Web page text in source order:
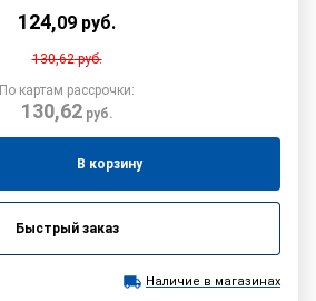
124,09 руб.
130,62руб.
По картам рассрочки:
130,62руб.
В корзину
Быстрый заказ
Наличие в магазинах